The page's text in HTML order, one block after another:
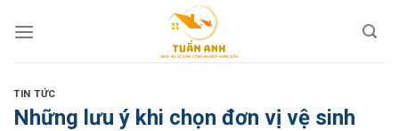
TIN TỨC
Những lưu ý khi chọn đơn vị vệ sinh